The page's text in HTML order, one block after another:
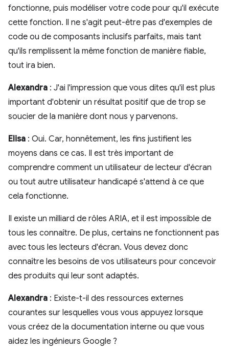
fonctionne, puis modéliser votre code pour qu'il exécute
cette fonction. Il ne s'agit peut-être pas d'exemples de
code ou de composants inclusifs parfaits, mais tant
qu'ils remplissent la même fonction de manière fiable,
tout ira bien.
Alexandra : J'ai l'impression que vous dites qu'il est plus
important d'obtenir un résultat positif que de trop se
soucier de la manière dont nous y parvenons.
Elisa : Oui. Car, honnêtement, les fins justifient les
moyens dans ce cas. Il est très important de
comprendre comment un utilisateur de lecteur d'écran
ou tout autre utilisateur handicapé s'attend à ce que
cela fonctionne.
Il existe un milliard de rôles ARIA, et il est impossible de
tous les connaître. De plus, certains ne fonctionnent pas
avec tous les lecteurs d'écran. Vous devez donc
connaître les besoins de vos utilisateurs pour concevoir
des produits qui leur sont adaptés.
Alexandra : Existe-t-il des ressources externes
courantes sur lesquelles vous vous appuyez lorsque
vous créez de la documentation interne ou que vous
aidez les ingénieurs Google ?